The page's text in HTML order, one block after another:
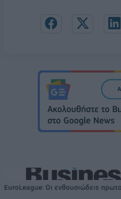
EuroLeague: Οι ενθουσιώδεις